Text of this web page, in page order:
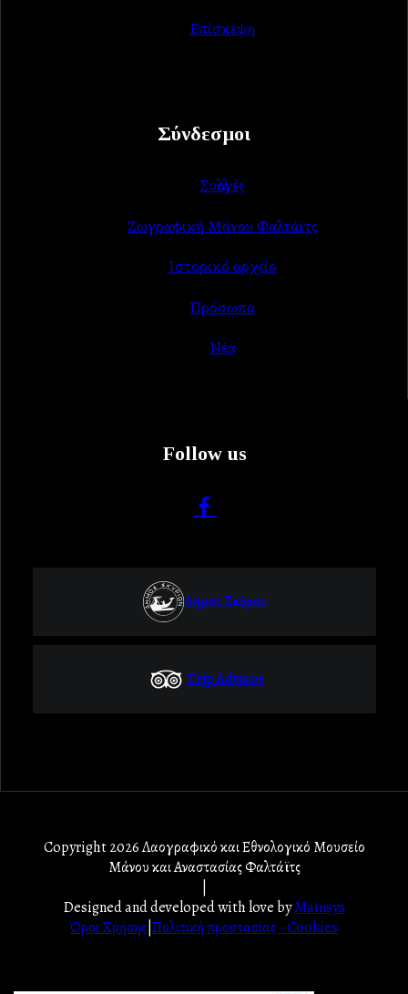
Επίσκεψη
Σύνδεσμοι
Συλλογές
Ζωγραφική Μάνου Φαλτάϊτς
Ιστορικό αρχείο
Πρόσωπα
Νέα
Follow us
Δήμος Σκύρου
Trip Advisor
Copyright 2026 Λαογραφικό και Εθνολογικό Μουσείο
Μάνου και Αναστασίας Φαλτάϊτς
|
Designed and developed with love byMainsys
Όροι Χρήσης|Πολιτική προστασίας - Cookies